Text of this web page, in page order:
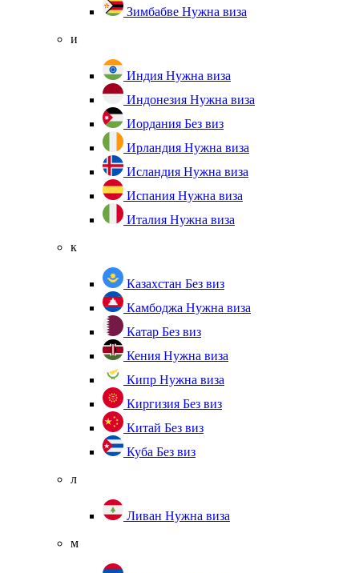
Зимбабве Нужна виза
и
Индия Нужна виза
Индонезия Нужна виза
Иордания Без виз
Ирландия Нужна виза
Исландия Нужна виза
Испания Нужна виза
Италия Нужна виза
к
Казахстан Без виз
Камбоджа Нужна виза
Катар Без виз
Кения Нужна виза
Кипр Нужна виза
Киргизия Без виз
Китай Без виз
Куба Без виз
л
Ливан Нужна виза
м